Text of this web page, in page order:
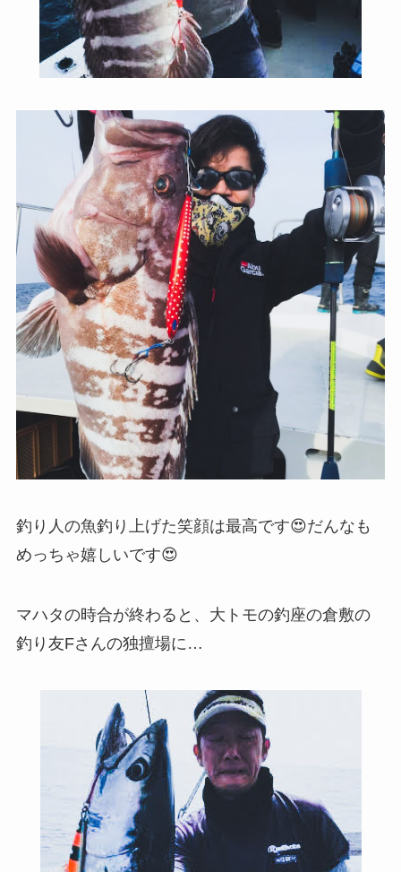
釣り人の魚釣り上げた笑顔は最高です😍だんなも
めっちゃ嬉しいです😍
マハタの時合が終わると、大トモの釣座の倉敷の
釣り友Fさんの独擅場に…